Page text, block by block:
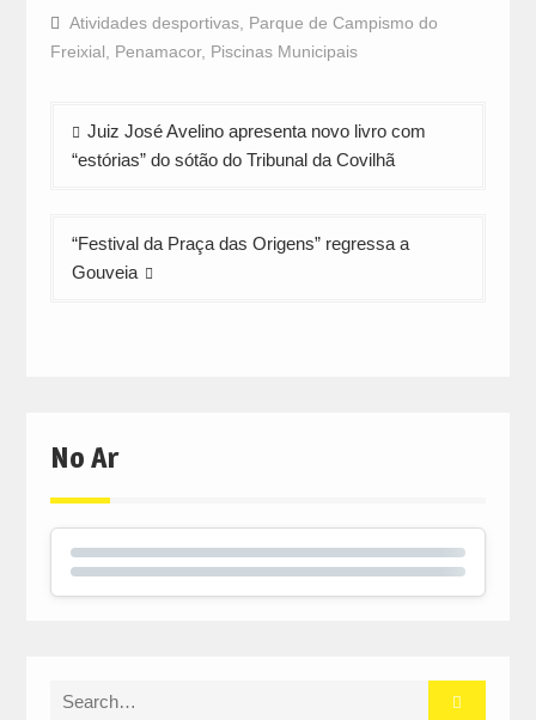
Facebook
(Opens
in
new
WhatsApp
(Opens
new
Twitter
(Opens
in
new
Atividades desportivas, Parque de Campismo do
Freixial
Penamacor, Piscinas Municipais
Navegação
de
Juiz José Avelino apresenta novo livro com
“estórias” do sótão do Tribunal da Covilhã
“Festival da Praça das Origens” regressa a
Gouveia
No Ar
Search